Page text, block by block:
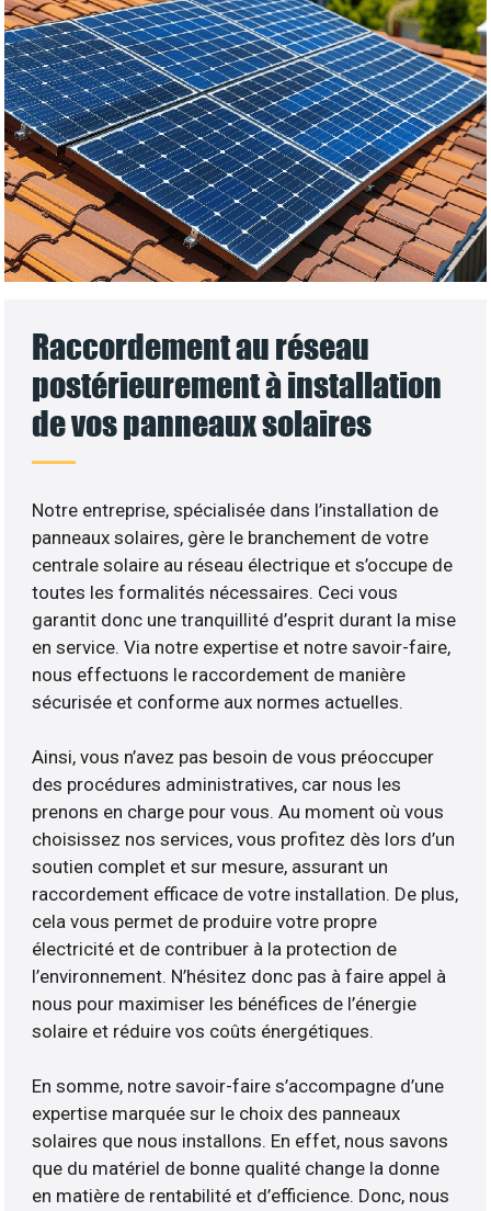
Raccordement au réseau
postérieurement à installation
de vos panneaux solaires
Notre entreprise, spécialisée dans l’installation de
panneaux solaires, gère le branchement de votre
centrale solaire au réseau électrique et s’occupe de
toutes les formalités nécessaires. Ceci vous
garantit donc une tranquillité d’esprit durant la mise
en service. Via notre expertise et notre savoir-faire,
nous effectuons le raccordement de manière
sécurisée et conforme aux normes actuelles.
Ainsi, vous n’avez pas besoin de vous préoccuper
des procédures administratives, car nous les
prenons en charge pour vous. Au moment où vous
choisissez nos services, vous profitez dès lors d’un
soutien complet et sur mesure, assurant un
raccordement efficace de votre installation. De plus,
cela vous permet de produire votre propre
électricité et de contribuer à la protection de
l’environnement. N’hésitez donc pas à faire appel à
nous pour maximiser les bénéfices de l’énergie
solaire et réduire vos coûts énergétiques.
En somme, notre savoir-faire s’accompagne d’une
expertise marquée sur le choix des panneaux
solaires que nous installons. En effet, nous savons
que du matériel de bonne qualité change la donne
en matière de rentabilité et d’efficience. Donc, nous